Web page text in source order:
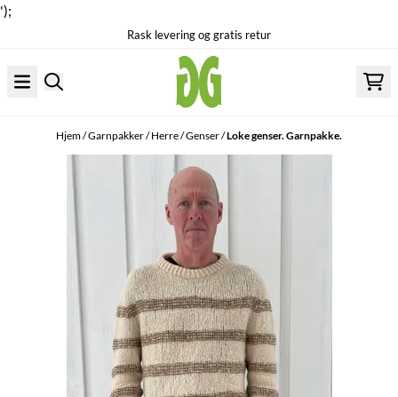
');
Rask levering og gratis retur
Hjem/Garnpakker/Herre/Genser/Loke genser. Garnpakke.